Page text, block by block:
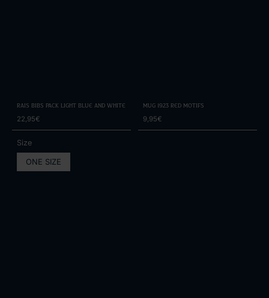
Rais Bibs Pack Light Blue and White
22,95€
Size
ONE SIZE
Mug 1923 Red Motifs
9,95€